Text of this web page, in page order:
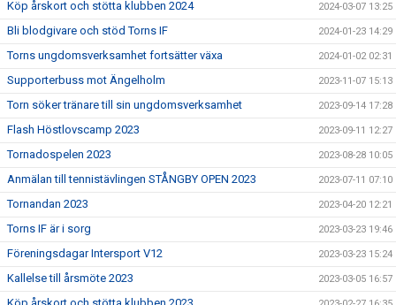
Köp årskort och stötta klubben 2024 2024-03-07 13:25
Bli blodgivare och stöd Torns IF 2024-01-23 14:29
Torns ungdomsverksamhet fortsätter växa 2024-01-02 02:31
Supporterbuss mot Ängelholm 2023-11-07 15:13
Torn söker tränare till sin ungdomsverksamhet 2023-09-14 17:28
Flash Höstlovscamp 2023 2023-09-11 12:27
Tornadospelen 2023 2023-08-28 10:05
Anmälan till tennistävlingen STÅNGBY OPEN 2023 2023-07-11 07:10
Tornandan 2023 2023-04-20 12:21
Torns IF är i sorg 2023-03-23 19:46
Föreningsdagar Intersport V12 2023-03-23 15:24
Kallelse till årsmöte 2023 2023-03-05 16:57